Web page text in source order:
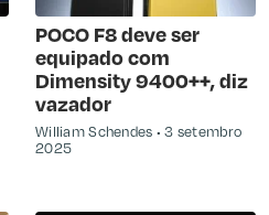
POCO F8 deve ser
equipado com
Dimensity 9400++, diz
vazador
William Schendes
3 setembro
2025